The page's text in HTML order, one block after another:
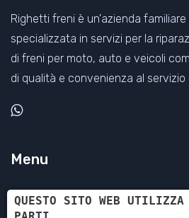
Righetti freni è un'azienda
specializzata in servizi per la
di freni per moto, auto e veicoli
di qualità e convenienza al
Menu
Home
QUESTO SITO WEB